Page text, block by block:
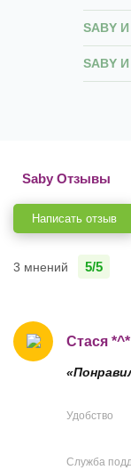
SABY
SABY
Saby Отзывы
Написать отзыв
3 мнений 5/5
Стася *^*
Удобство
Служба